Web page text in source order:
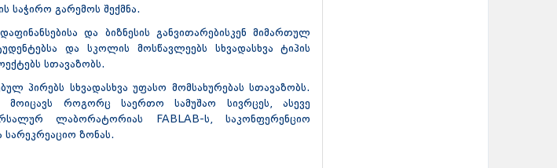
საჭირო გარემოს შექმნა.
და ბიზნესის განვითარებისკენ მიმართულ
და სკოლის მოსწავლეებს სხვადასხვა ტიპის
სთავაზობს.
პირებს სხვადასხვა უფასო მომსახურებას სთავაზობს.
მოიცავს როგორც საერთო სამუშაო სივრცეს, ასევე
ლაბორატორიას FABLAB-ს, საკონფერენციო
სარეკრეაციო ზონას.